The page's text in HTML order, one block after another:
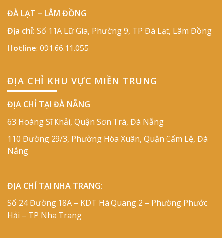
ĐÀ LẠT – LÂM ĐỒNG
Địa chỉ: Số 11A Lữ Gia, Phường 9, TP Đà Lạt, Lâm Đồng
Hotline: 091.66.11.055
ĐỊA CHỈ KHU VỰC MIỀN TRUNG
ĐỊA CHỈ TẠI ĐÀ NẴNG
63 Hoàng Sĩ Khải, Quận Sơn Trà, Đà Nẵng
110 Đường 29/3, Phường Hòa Xuân, Quận Cẩm Lệ, Đà
Nẵng
ĐỊA CHỈ TẠI NHA TRANG:
Số 24 Đường 18A – KDT Hà Quang 2 – Phường Phước
Hải – TP Nha Trang